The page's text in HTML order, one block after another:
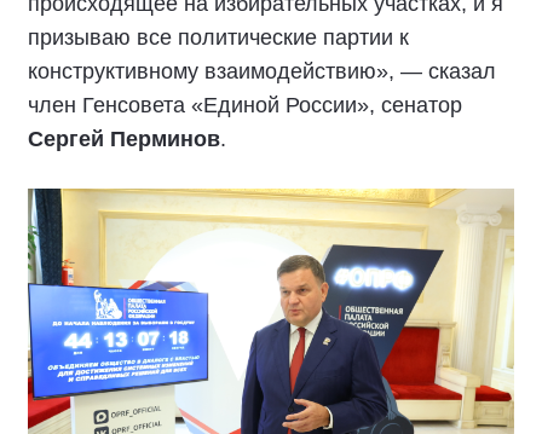
призываю все политические партии к
конструктивному взаимодействию», — сказал
член Генсовета «Единой России», сенатор
Сергей Перминов.